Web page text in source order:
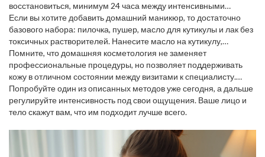
восстановиться, минимум 24 часа между интенсивными
процедурами.
Если вы хотите добавить домашний маникюр, то достаточно
базового набора: пилочка, пушер, масло для кутикулы и лак без
токсичных растворителей. Нанесите масло на кутикулу,
помассируйте, дайте впитаться – кутикулы станут мягче, а ногти
здоровее.
Помните, что домашняя косметология не заменяет
профессиональные процедуры, но позволяет поддерживать
кожу в отличном состоянии между визитами к специалисту.
Главное – соблюдать гигиену, выбирать проверенные продукты
и не переусердствовать.
Попробуйте один из описанных методов уже сегодня, а дальше
регулируйте интенсивность под свои ощущения. Ваше лицо и
тело скажут вам, что им подходит лучше всего.